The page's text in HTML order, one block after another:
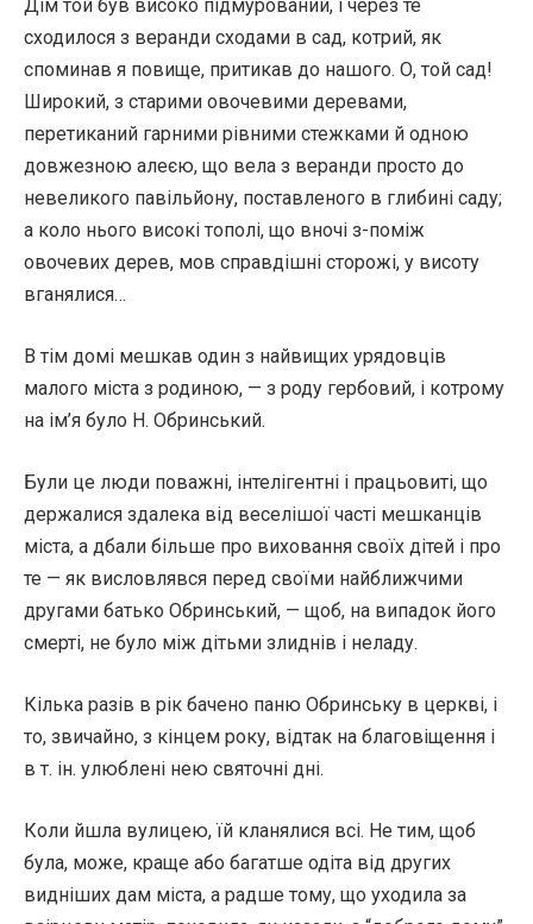
Дім той був високо підмурований, і через те
сходилося з веранди сходами в сад, котрий, як
споминав я повище, притикав до нашого. О, той сад!
Широкий, з старими овочевими деревами,
перетиканий гарними рівними стежками й одною
довжезною алеєю, що вела з веранди просто до
невеликого павільйону, поставленого в глибині саду;
а коло нього високі тополі, що вночі з-поміж
овочевих дерев, мов справдішні сторожі, у висоту
вганялися…
В тім домі мешкав один з найвищих урядовців
малого міста з родиною, — з роду гербовий, і котрому
на ім’я було Н. Обринський.
Були це люди поважні, інтелігентні і працьовиті, що
держалися здалека від веселішої часті мешканців
міста, а дбали більше про виховання своїх дітей і про
те — як висловлявся перед своїми найближчими
другами батько Обринський, — щоб, на випадок його
смерті, не було між дітьми злиднів і неладу.
Кілька разів в рік бачено паню Обринську в церкві, і
то, звичайно, з кінцем року, відтак на благовіщення і
в т. ін. улюблені нею святочні дні.
Коли йшла вулицею, їй кланялися всі. Не тим, щоб
була, може, краще або багатше одіта від других
видніших дам міста, а радше тому, що уходила за